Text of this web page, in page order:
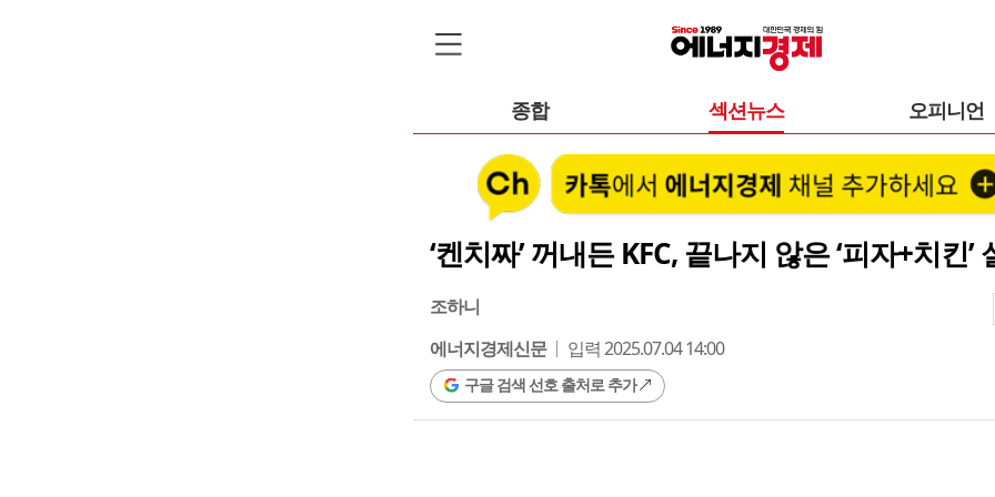
종합 섹션뉴스 오피니언
‘켄치짜’ 꺼내든 KFC, 끝나지 않은 ‘피자+치킨’
조하니
에너지경제신문
입력 2025.07.04 14:00
구글 검색 선호 출처로 추가